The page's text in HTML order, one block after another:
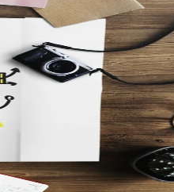
#tax-optimization
#business-structure
#start-business
#financial-planning
#business-taxes
#tax-declaration
#investment-taxes
#calculator
#wealth
#tax-free